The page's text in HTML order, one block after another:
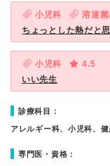
小児科 溶連
ちょっとした熱だと
小児科
4.5
いい先生
診療科目：
アレルギー科、小児科、
専門医・資格：